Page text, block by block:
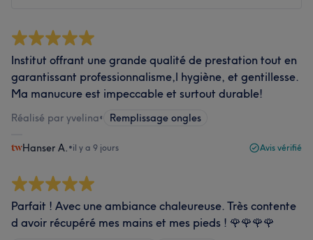
Institut offrant une grande qualité de prestation tout en
garantissant professionnalisme,l hygiène, et gentillesse.
Ma manucure est impeccable et surtout durable!
Réalisé par yvelina• Remplissage ongles
Hanser A. •il y a 9 jours Avis vérifié
Parfait ! Avec une ambiance chaleureuse. Très contente
d avoir récupéré mes mains et mes pieds ! 🌹🌹🌹🌹